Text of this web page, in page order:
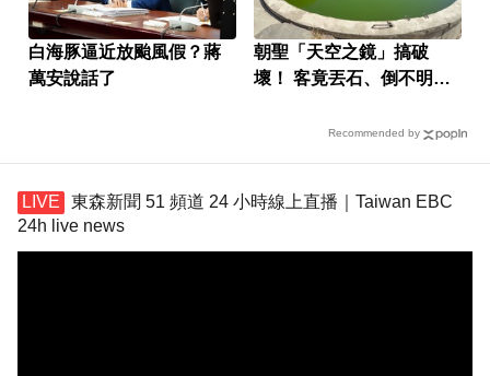
白海豚逼近放颱風假？蔣
萬安說話了
朝聖「天空之鏡」搞破
壞！ 客竟丟石、倒不明液
Recommended by
東森新聞 51 頻道 24 小時線上直播｜Taiwan EBC
24h live news